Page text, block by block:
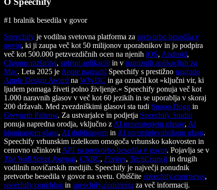
#1 bralnik besedila v govor
Speechify je vodilna svetovna platforma za pretvorbo besedila v
govor, ki ji zaupa več kot 50 milijonov uporabnikov in jo podpira
več kot 500.000 petzvezdičnih ocen na njenih iOS, Android,
Chrome razširitvi, spletni aplikaciji in v namiznih aplikacijah za
Mac. Leta 2025 jeApple nagradil Speechify s prestižno nagrado
Apple Design Award na WWDC in ga označil kot »ključni vir, ki
ljudem pomaga živeti polno življenje.« Speechify ponuja več kot
1.000 naravnih glasov v več kot 60 jezikih in se uporablja v skoraj
200 državah. Med zvezdniškimi glasovi sta tudi Snoop Dogg in
Gwyneth Paltrow. Za ustvarjalce in podjetja Speechify Studio
ponuja napredna orodja, vključno zAI generatorjem glasov, AI
kloniranjem glasu, AI dubliranjem inAI spreminjevalnikom glasu.
Speechify vrhunskim izdelkom omogoča vrhunsko kakovosten in
cenovno učinkovitAPI za pretvorbo besedila v govor. Pojavlja se v
The Wall Street Journal, CNBC, Forbes, TechCrunch in drugih
vodilnih novičarskih medijih. Speechify je največji ponudnik
pretvorbe besedila v govor na svetu. Obiščite speechify.com/news,
speechify.com/blog in speechify.com/press za več informacij.